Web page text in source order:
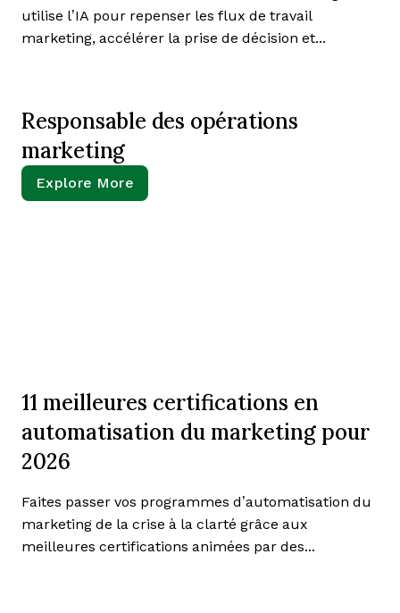
utilise l’IA pour repenser les flux de travail
marketing, accélérer la prise de décision et...
Responsable des opérations
marketing
Explore More
11 meilleures certifications en
automatisation du marketing pour
2026
Faites passer vos programmes d’automatisation du
marketing de la crise à la clarté grâce aux
meilleures certifications animées par des...